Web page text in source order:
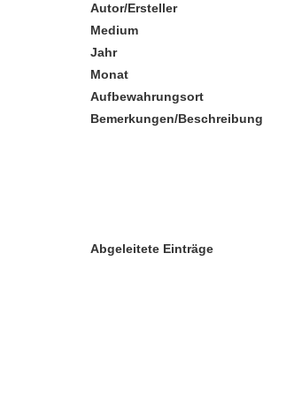
Autor/Ersteller
Medium
Jahr
Monat
Aufbewahrungsort
Bemerkungen/Beschreibung
Abgeleitete Einträge